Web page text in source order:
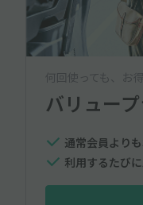
何回使っても、お
バリュー
通常会員より
利用するたび